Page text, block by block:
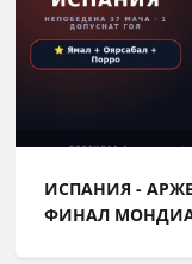
ИСПАНИЯ -
ФИНАЛ